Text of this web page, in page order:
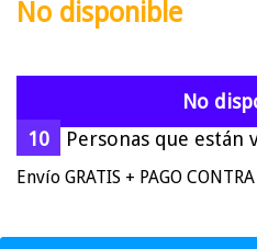
No disponible
No
10
Personas que están
Envío GRATIS + PAGO